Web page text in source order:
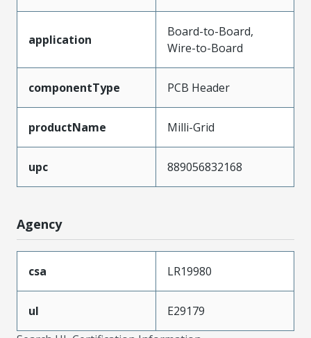
application
Board-to-Board,
Wire-to-Board
componentType PCB Header
productName Milli-Grid
upc 889056832168
Agency
csa LR19980
ul
E29179